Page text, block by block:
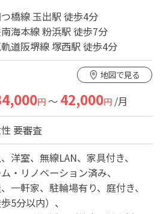
橋線 玉出駅 徒歩4分
海本線 粉浜駅 徒歩7分
道阪堺線 塚西駅 徒歩4分
地図で見る
円～ 42,000円/月
要審査
洋室 無線LAN
家具付き
・リノベーション済み
一軒家 駐輪場有り
庭付き
5分以内）